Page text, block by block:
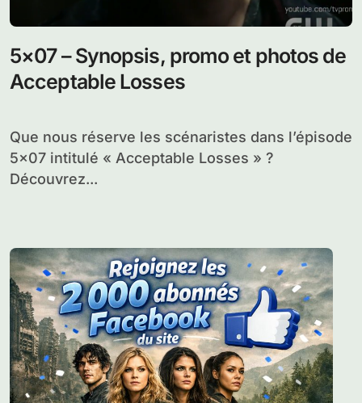
5×07 – Synopsis, promo et photos de
Acceptable Losses
Que nous réserve les scénaristes dans l’épisode
5×07 intitulé « Acceptable Losses » ?
Découvrez...